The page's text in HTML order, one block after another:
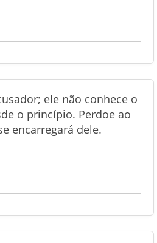
ele não conhece o
o princípio. Perdoe ao
encarregará dele.